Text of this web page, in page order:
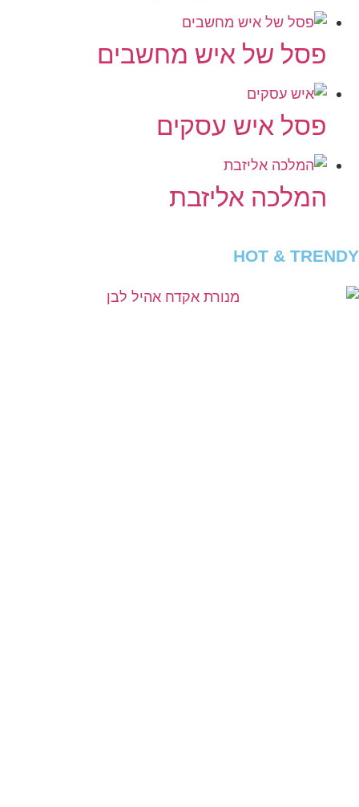
פסל של איש מחשבים
פסל איש עסקים
המלכה אליזבת
HOT & TRENDY